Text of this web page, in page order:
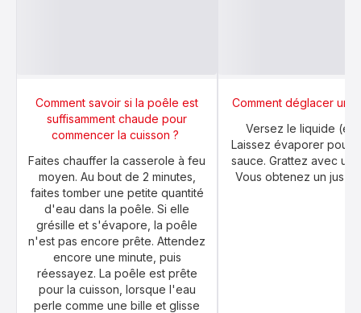
Comment savoir si la poêle est
suffisamment chaude pour
commencer la cuisson ?
Faites chauffer la casserole à feu
moyen. Au bout de 2 minutes,
faites tomber une petite quantité
d'eau dans la poêle. Si elle
grésille et s'évapore, la poêle
n'est pas encore prête. Attendez
encore une minute, puis
réessayez. La poêle est prête
pour la cuisson, lorsque l'eau
perle comme une bille et glisse
Comment déglacer
Versez le liquide
Laissez évaporer pour
sauce. Grattez avec
Vous obtenez un jus